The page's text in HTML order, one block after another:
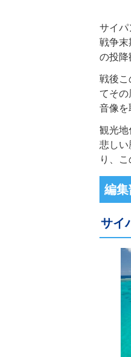
サイ
戦争
の投降
戦後
てそ
音像を
観光
悲し
り、
編
サイ